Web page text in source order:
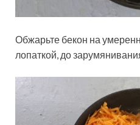
Обжарьте бекон на
лопаткой, до